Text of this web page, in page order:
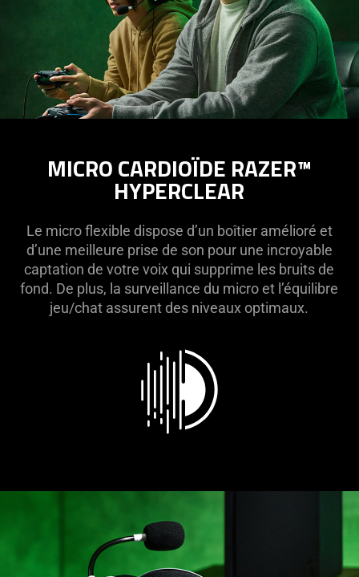
MICRO CARDIOÏDE RAZER™
HYPERCLEAR
Le micro flexible dispose d’un boîtier amélioré et
d’une meilleure prise de son pour une incroyable
captation de votre voix qui supprime les bruits de
fond. De plus, la surveillance du micro et l’équilibre
jeu/chat assurent des niveaux optimaux.